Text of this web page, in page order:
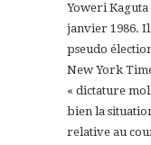
Yoweri
janvier 1986.
pseudo
New York
« dictature
bien la
relative au